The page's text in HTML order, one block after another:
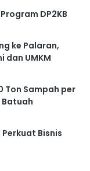
DP2KB
ke Palaran,
dan UMKM
Ton Sampah per
Batuah
Bisnis